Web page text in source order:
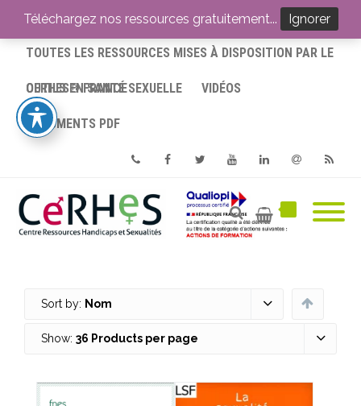
ACCUEIL
TOUTES LES RESSOURCES MISES À DISPOSITION PAR LE
CERHES® FRANCE
OUTILS EN SANTÉ SEXUELLE VIDÉOS
DOCUMENTS PDF
PhoneFacebookTwitterYoutube
Sort by: Nom
Show: 36 Products per page
Téléchargez nos ressources gratuitement... Ignorer